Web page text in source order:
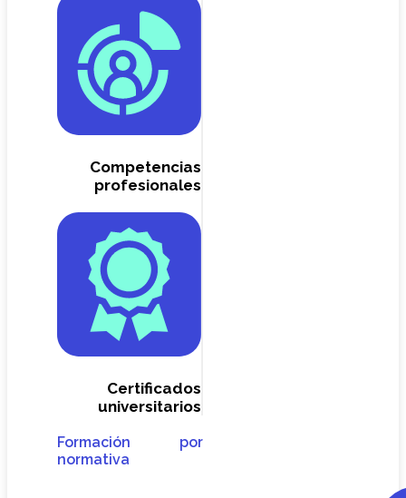
Competencias
profesionales
Certificados
universitarios
Formación por
normativa